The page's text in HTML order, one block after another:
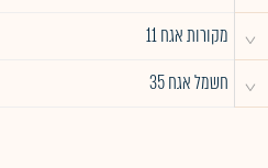
^ מקורות אגח 11
^ חשמל אגח 35